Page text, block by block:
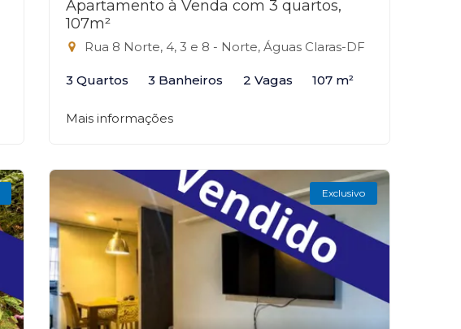
Apartamento à Venda com 3 quartos,
107m²
Rua 8 Norte, 4, 3 e 8 - Norte, Águas Claras-DF
3 Quartos 3 Banheiros 2 Vagas 107 m²
Mais informações
Exclusivo